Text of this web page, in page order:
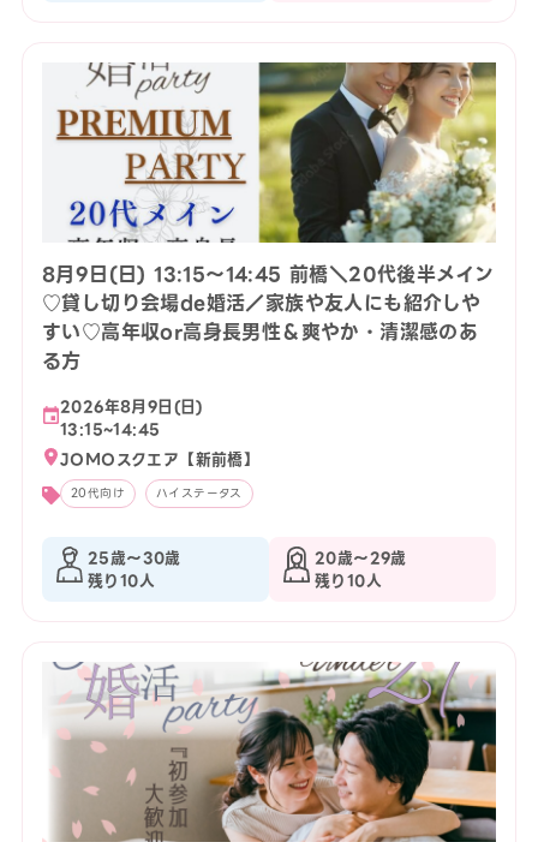
8月9日(日) 13:15〜14:45 前橋＼20代後半メイン
♡貸し切り会場de婚活／家族や友人にも紹介しや
すい♡高年収or高身長男性＆爽やか・清潔感のあ
る方
2026年8月9日(日)
13:15~14:45
JOMOスクエア【新前橋】
20代向け ハイステータス
25歳〜30歳
残り10人
20歳〜29歳
残り10人